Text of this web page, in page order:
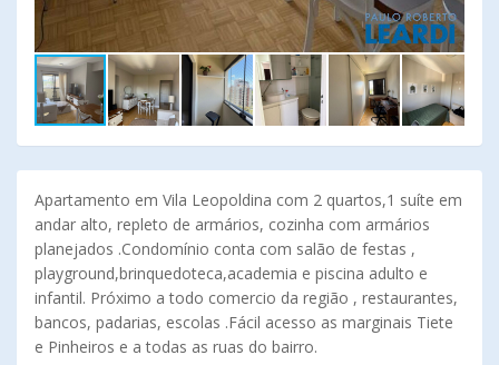
Apartamento em Vila Leopoldina com 2 quartos,1 suíte em
andar alto, repleto de armários, cozinha com armários
planejados .Condomínio conta com salão de festas ,
playground,brinquedoteca,academia e piscina adulto e
infantil. Próximo a todo comercio da região , restaurantes,
bancos, padarias, escolas .Fácil acesso as marginais Tiete
e Pinheiros e a todas as ruas do bairro.